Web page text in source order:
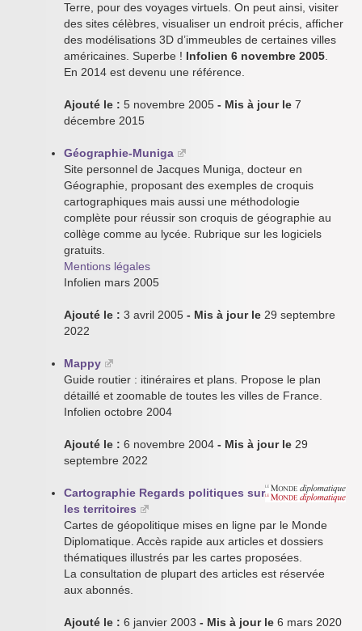
Terre, pour des voyages virtuels. On peut ainsi, visiter
des sites célèbres, visualiser un endroit précis, afficher
des modélisations 3D d’immeubles de certaines villes
américaines. Superbe ! Infolien 6 novembre 2005
En 2014 est devenu une référence.
Ajouté le : 5 novembre 2005 - Mis à jour le 7
décembre 2015
Géographie-Muniga
Site personnel de Jacques Muniga, docteur en
Géographie, proposant des exemples de croquis
cartographiques mais aussi une méthodologie
complète pour réussir son croquis de géographie au
collège comme au lycée. Rubrique sur les logiciels
gratuits.
Mentions légales
Infolien mars 2005
Ajouté le : 3 avril 2005 - Mis à jour le 29 septembre
2022
Mappy
Guide routier : itinéraires et plans. Propose le plan
détaillé et zoomable de toutes les villes de France.
Infolien octobre 2004
Ajouté le : 6 novembre 2004 - Mis à jour le 29
septembre 2022
Cartographie Regards politiques sur
les territoires
Cartes de géopolitique mises en ligne par le Monde
Diplomatique. Accès rapide aux articles et dossiers
thématiques illustrés par les cartes proposées.
La consultation de plupart des articles est réservée
aux abonnés.
Ajouté le : 6 janvier 2003 - Mis à jour le 6 mars 2020